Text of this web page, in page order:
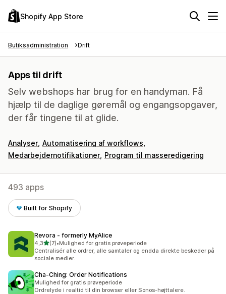
Shopify App Store
Butiksadministration Drift
Apps til drift
Selv webshops har brug for en handyman. Få
hjælp til de daglige gøremål og engangsopgaver,
der får tingene til at glide.
Analyser Automatisering af workflows
Medarbejdernotifikationer Program til masseredigering
493 apps
Built for Shopify
Revora ‑ formerly MyAlice
4,3ud af 5 stjerner
(7)
7 anmeldelser i alt
•Mulighed for gratis prøveperiode
Centralisér alle ordrer, alle samtaler og endda direkte beskeder på
sociale medier.
Cha‑Ching: Order Notifications
Mulighed for gratis prøveperiode
Ordrelyde i realtid til din browser eller Sonos-højttalere.